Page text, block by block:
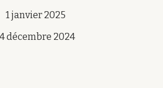
1 janvier 2025
décembre 2024